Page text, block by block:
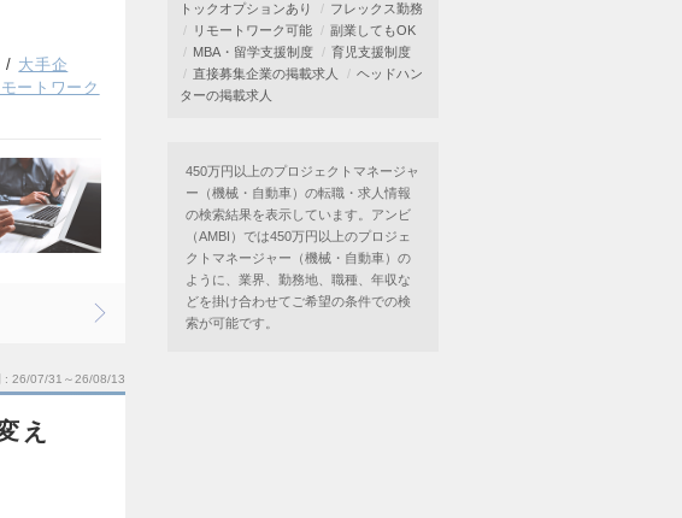
大手企
モートワーク
26/07/31～26/08/13
え
トックオプションあり
フレックス勤務
リモートワーク可能
副業してもOK
MBA・留学支援制度
育児支援制度
直接募集企業の掲載求人
ヘッドハン
ターの掲載求人
450万円以上のプロジェクトマネージャ
ー（機械・自動車）の転職・求人情報
の検索結果を表示しています。アンビ
（AMBI）では450万円以上のプロジェ
クトマネージャー（機械・自動車）の
ように、業界、勤務地、職種、年収な
どを掛け合わせてご希望の条件での検
索が可能です。